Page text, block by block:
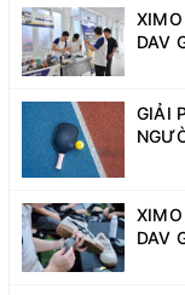
DAV
GIẢI
DAV